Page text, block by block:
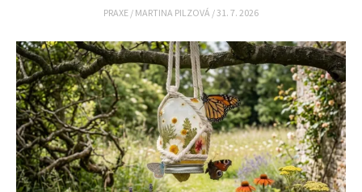
PRAXE / MARTINA PILZOVÁ /31. 7. 2026